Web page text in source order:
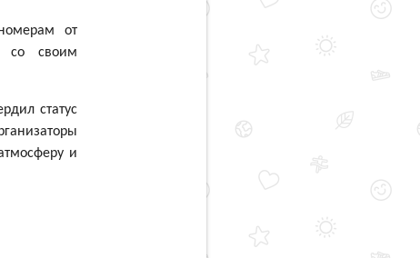
от
со своим
статус
и